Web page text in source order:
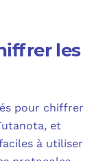
les
pour chiffrer
et
à utiliser